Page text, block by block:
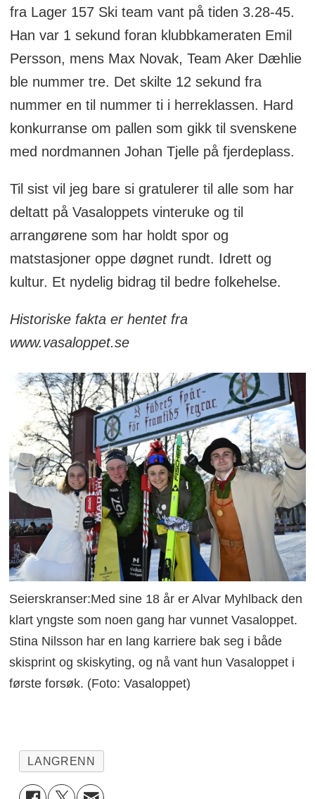
fra Lager 157 Ski team vant på tiden 3.28-45.
Han var 1 sekund foran klubbkameraten Emil
Persson, mens Max Novak, Team Aker Dæhlie
ble nummer tre. Det skilte 12 sekund fra
nummer en til nummer ti i herreklassen. Hard
konkurranse om pallen som gikk til svenskene
med nordmannen Johan Tjelle på fjerdeplass.
Til sist vil jeg bare si gratulerer til alle som har
deltatt på Vasaloppets vinteruke og til
arrangørene som har holdt spor og
matstasjoner oppe døgnet rundt. Idrett og
kultur. Et nydelig bidrag til bedre folkehelse.
Historiske fakta er hentet fra
www.vasaloppet.se
Seierskranser:Med sine 18 år er Alvar Myhlback den
klart yngste som noen gang har vunnet Vasaloppet.
Stina Nilsson har en lang karriere bak seg i både
skisprint og skiskyting, og nå vant hun Vasaloppet i
første forsøk. (Foto: Vasaloppet)
LANGRENN